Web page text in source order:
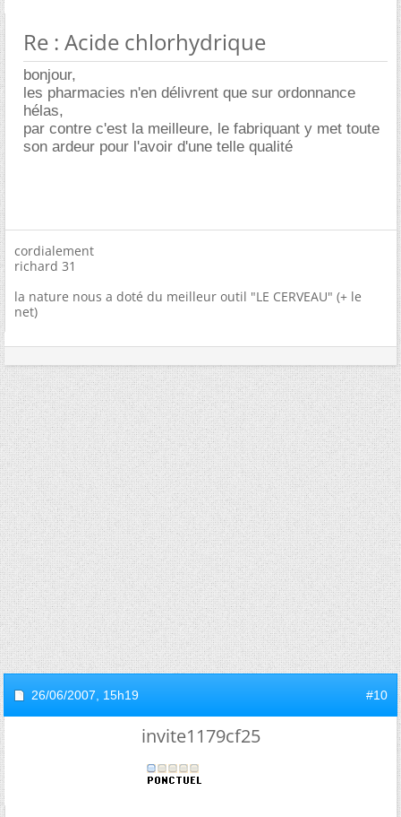
Re : Acide chlorhydrique
bonjour,
les pharmacies n'en délivrent que sur ordonnance
hélas,
par contre c'est la meilleure, le fabriquant y met toute
son ardeur pour l'avoir d'une telle qualité
cordialement
richard 31
la nature nous a doté du meilleur outil "LE CERVEAU" (+ le
net)
26/06/2007, 15h19 #10
invite1179cf25